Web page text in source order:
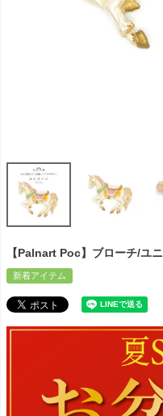
【Palnart Poc】ブローチ/ユ
新着アイテム